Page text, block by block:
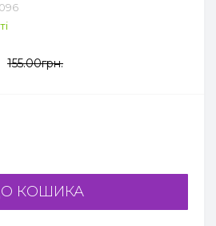
155.00грн.
КОШИКА